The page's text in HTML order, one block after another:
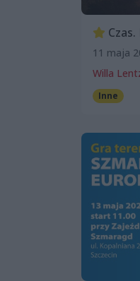
11 maja
Willa
Inne